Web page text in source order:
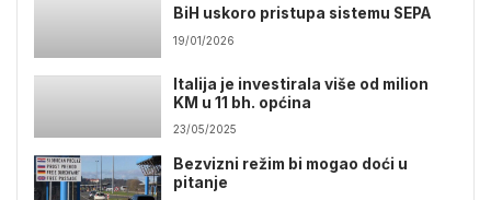
BiH uskoro pristupa sistemu SEPA
19/01/2026
Italija je investirala više od milion
KM u 11 bh. općina
23/05/2025
Bezvizni režim bi mogao doći u
pitanje